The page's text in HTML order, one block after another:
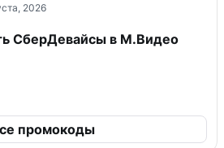
2026
СберДевайсы в М.Видео
промокоды